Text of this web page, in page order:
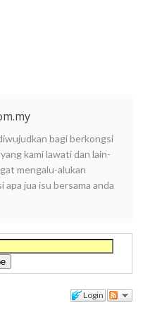
bagi berkongsi
kami lawati dan lain-
mengalu-alukan
jua isu bersama anda
Login